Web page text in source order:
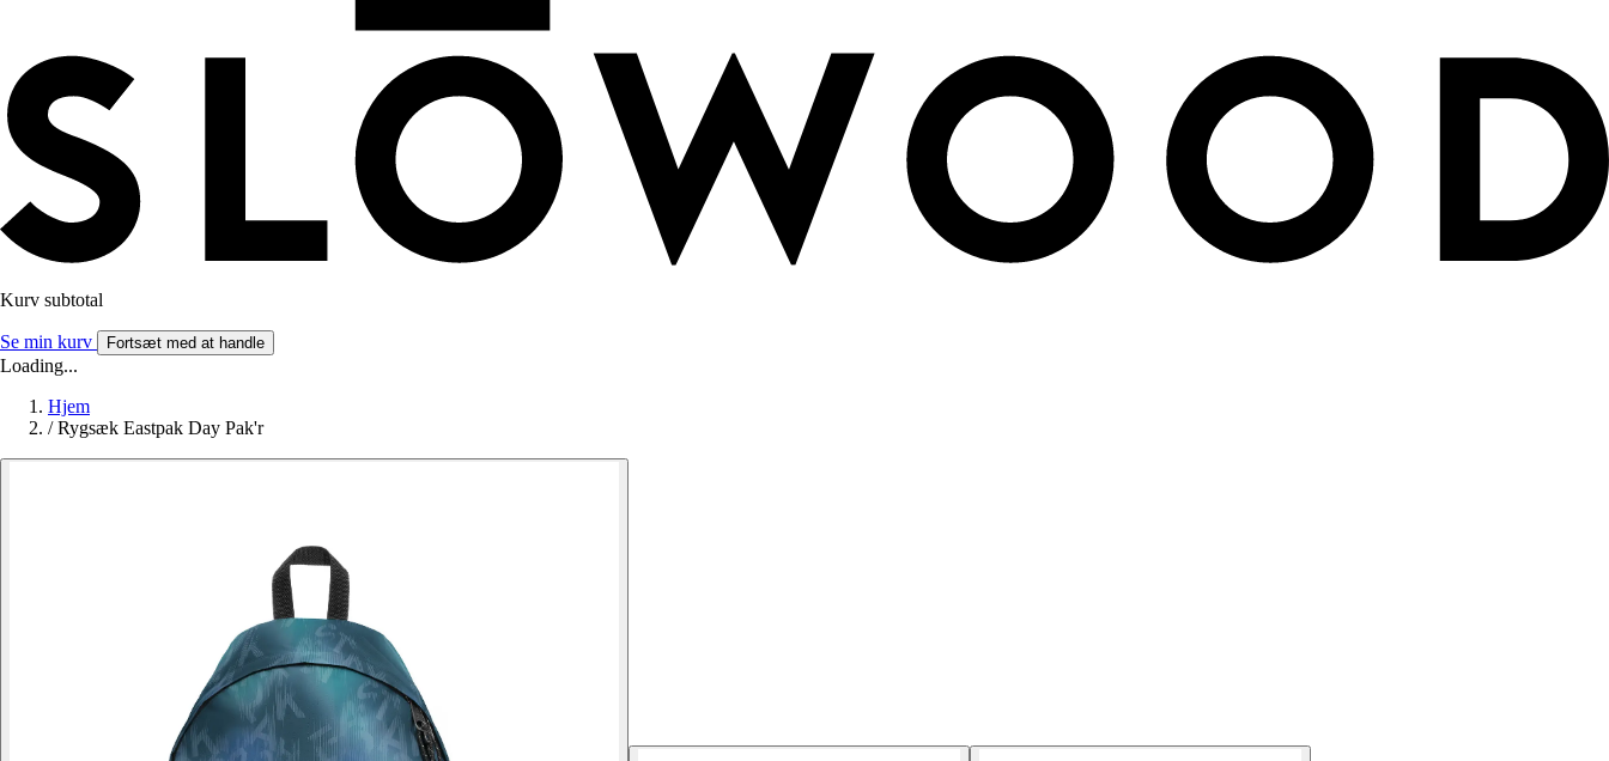
Kurv subtotal
Se min kurv Fortsæt med at handle
Loading...
Hjem
/ Rygsæk Eastpak Day Pak'r